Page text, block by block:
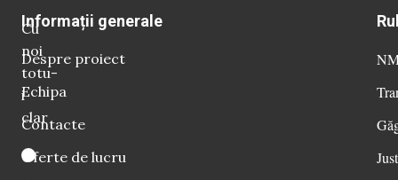
Cu
noi
totu-
i
clar
Informații generale
Despre proiect
Echipa
Contacte
Oferte de lucru